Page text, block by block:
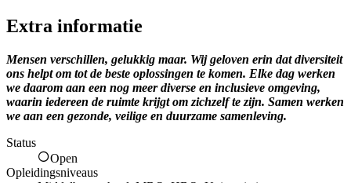
Extra informatie
Mensen verschillen, gelukkig maar. Wij geloven erin dat diversiteit
ons helpt om tot de beste oplossingen te komen. Elke dag werken
we daarom aan een nog meer diverse en inclusieve omgeving,
waarin iedereen de ruimte krijgt om zichzelf te zijn. Samen werken
we aan een gezonde, veilige en duurzame samenleving.
Status
Open
Opleidingsniveaus